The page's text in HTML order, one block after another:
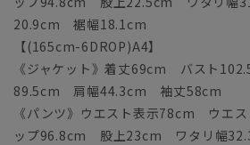
20.9cm 裾幅18.1cm
【(165cm-6DROP)A4】
《ジャケット》着丈69cm バスト
89.5cm 肩幅44.3cm 袖丈58cm
《パンツ》ウエスト表示78cm ウエ
ップ96.8cm 股上23cm ワタリ幅